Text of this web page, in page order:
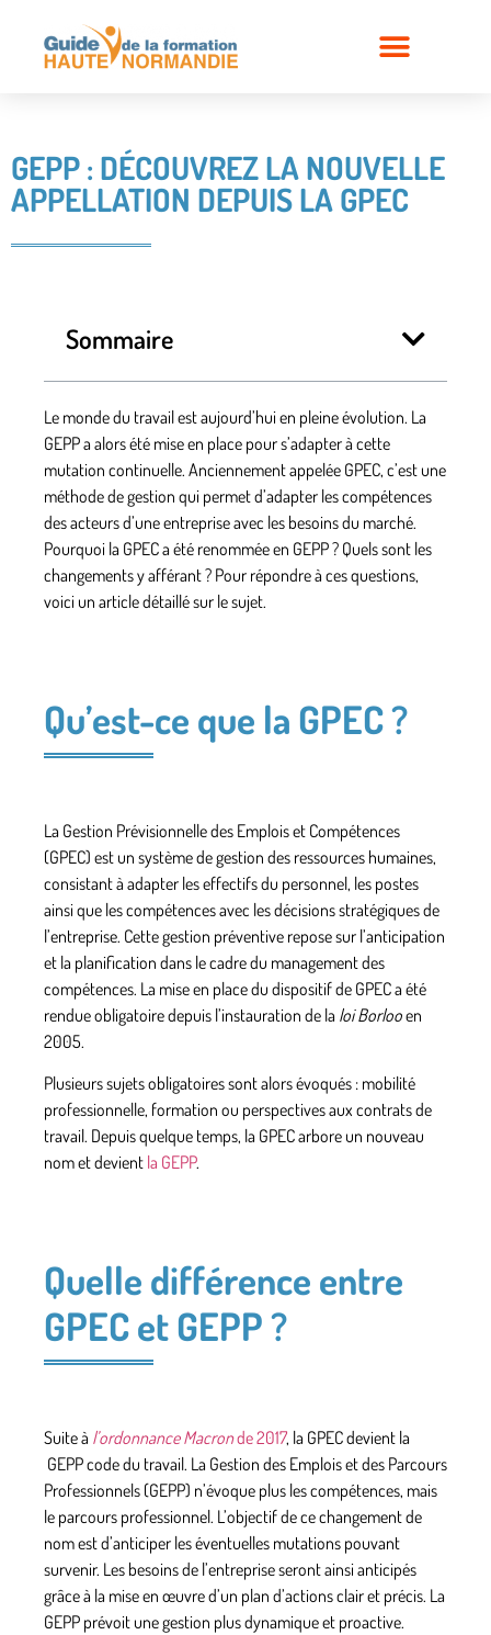
GEPP : DÉCOUVREZ LA NOUVELLE
APPELLATION DEPUIS LA GPEC
Sommaire
Le monde du travail est aujourd’hui en pleine évolution. La
GEPP a alors été mise en place pour s’adapter à cette
mutation continuelle. Anciennement appelée GPEC, c’est une
méthode de gestion qui permet d’adapter les compétences
des acteurs d’une entreprise avec les besoins du marché.
Pourquoi la GPEC a été renommée en GEPP ? Quels sont les
changements y afférant ? Pour répondre à ces questions,
voici un article détaillé sur le sujet.
Qu’est-ce que la GPEC ?
La Gestion Prévisionnelle des Emplois et Compétences
(GPEC) est un système de gestion des ressources humaines,
consistant à adapter les effectifs du personnel, les postes
ainsi que les compétences avec les décisions stratégiques de
l’entreprise. Cettegestion préventive repose sur l’anticipation
et la planification dans le cadre du management des
compétences. La mise en place du dispositif de GPEC a été
rendue obligatoire depuis l’instauration de la loi Borlooen
2005.
Plusieurssujets obligatoiressont alors évoqués : mobilité
professionnelle, formation ou perspectives aux contrats de
travail. Depuis quelque temps, la GPEC arbore un nouveau
nom et devient la GEPP.
Quelle différence entre
GPEC et GEPP ?
Suite à l’ordonnance Macronde 2017, la GPEC devient la
GEPP code du travail. La Gestion des Emplois et des Parcours
Professionnels (GEPP) n’évoque plus les compétences, mais
le parcours professionnel. L’objectif de ce changement de
nom est d’anticiper leséventuelles mutations pouvant
survenir. Les besoins de l’entreprise seront ainsi anticipés
grâce à la mise en œuvre d’un plan d’actions clair et précis. La
GEPP prévoit une gestion plusdynamique et proactive.